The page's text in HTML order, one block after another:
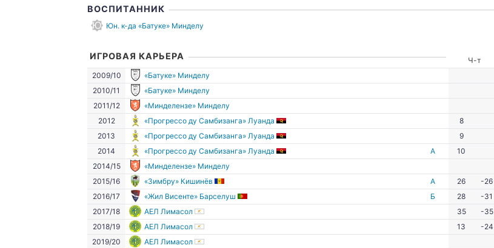
ВОСПИТАННИК
Юн. к-да «Батуке» Минделу
ИГРОВАЯ КАРЬЕРА Ч-т
2009/10
«Батуке» Минделу
2010/11
«Батуке» Минделу
2011/12
«Минделензе» Минделу
2012
«Прогрессо ду Самбизанга» Луанда
8
2013
«Прогрессо ду Самбизанга» Луанда
9
2014
«Прогрессо ду Самбизанга» Луанда А
10
2014/15
«Минделензе» Минделу
2015/16
«Зимбру» Кишинёв А 26 -26
2016/17
«Жил Висенте» Барселуш Б 28 -31
2017/18
АЕЛ Лимасол 35 -35
2018/19
АЕЛ Лимасол 13 -24
2019/20
АЕЛ Лимасол